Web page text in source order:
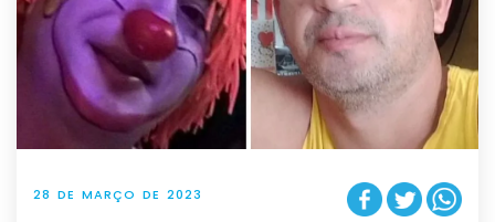
28 DE MARÇO DE 2023